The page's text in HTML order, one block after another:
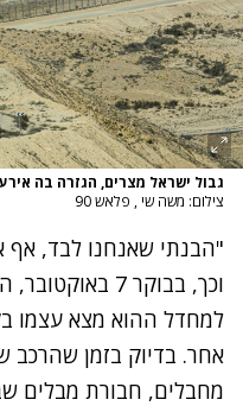
גבול ישראל מצרים, הגזרה בה
צילום: משה שי , פלאש 90
"הבנתי שאנחנו לבד, אף
וכך, בבוקר 7
למחדל ההוא מצא עצמו
אחר. בדיוק בזמן שהרכב
מחבלים, חבורת מבלים